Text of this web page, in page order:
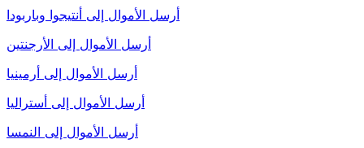
أرسل الأموال إلى أنتيجوا وباربودا
أرسل الأموال إلى الأرجنتين
أرسل الأموال إلى أرمينيا
أرسل الأموال إلى أستراليا
أرسل الأموال إلى النمسا